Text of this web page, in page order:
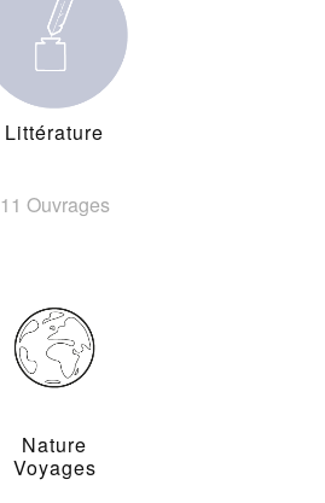
Littérature
11 Ouvrages
Nature
Voyages